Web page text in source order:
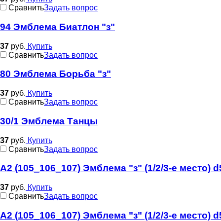
CравнитьЗадать вопрос
94 Эмблема Биатлон "з"
37 руб. Купить
CравнитьЗадать вопрос
80 Эмблема Борьба "з"
37 руб. Купить
CравнитьЗадать вопрос
30/1 Эмблема Танцы
37 руб. Купить
CравнитьЗадать вопрос
А2 (105_106_107) Эмблема "з" (1/2/3-е место)
37 руб. Купить
CравнитьЗадать вопрос
А2 (105_106_107) Эмблема "з" (1/2/3-е место)